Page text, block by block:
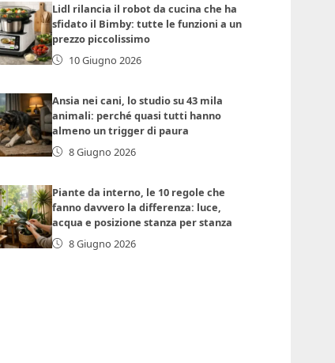
Lidl rilancia il robot da cucina che ha
sfidato il Bimby: tutte le funzioni a un
prezzo piccolissimo
10 Giugno 2026
Ansia nei cani, lo studio su 43 mila
animali: perché quasi tutti hanno
almeno un trigger di paura
8 Giugno 2026
Piante da interno, le 10 regole che
fanno davvero la differenza: luce,
acqua e posizione stanza per stanza
8 Giugno 2026